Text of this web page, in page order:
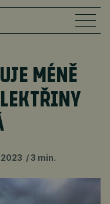
MÉNĚ
2023 3 min.